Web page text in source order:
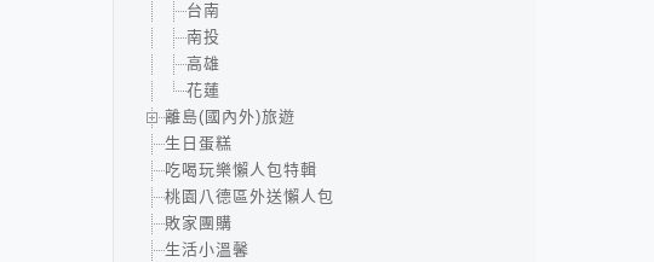
台南
南投
高雄
花蓮
離島(國內外)旅遊
生日蛋糕
吃喝玩樂懶人包特輯
桃園八德區外送懶人包
敗家團購
生活小溫馨